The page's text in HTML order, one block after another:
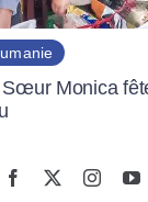
Noël avec les